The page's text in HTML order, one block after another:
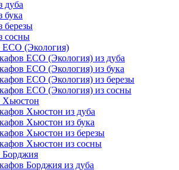
дуба
бука
березы
сосны
(Экология)
ECO (Экология) из дуба
ECO (Экология) из бука
ECO (Экология) из березы
ECO (Экология) из сосны
Хьюстон
Хьюстон из дуба
Хьюстон из бука
Хьюстон из березы
Хьюстон из сосны
Борджия
Борджия из дуба